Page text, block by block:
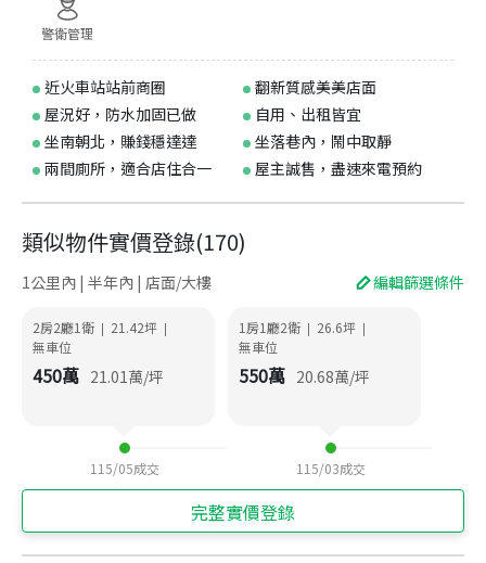
警衛管理
近火車站站前商圈
翻新質感美美店面
屋況好，防水加固已做
自用、出租皆宜
坐南朝北，賺錢穩達達
坐落巷內，鬧中取靜
兩間廁所，適合店住合一
屋主誠售，盡速來電預約
類似物件實價登錄(170)
1公里內 | 半年內 | 店面/大樓 編輯篩選條件
2房2廳1衛 | 21.42坪 |
無車位
450萬 21.01萬/坪
115/05成交
1房1廳2衛 | 26.6坪 |
無車位
550萬 20.68萬/坪
115/03成交
完整實價登錄